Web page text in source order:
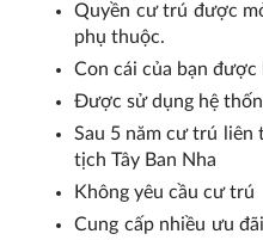
Quyền cư trú được
phụ thuộc.
Con cái của bạn
Được sử dụng hệ
Sau 5 năm cư trú liên
tịch Tây Ban Nha
Không yêu cầu cư trú
Cung cấp nhiều ưu